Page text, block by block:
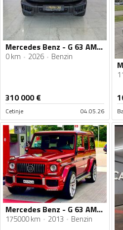
Mercedes Benz - G 63 AMG - 4-MATIC BiTurbo BLACK EDITION
0 km 2026 Benzin
310 000€
Cetinje 04.05.26
Mercedes Benz - G 63 AMG - 6300
175000 km 2013 Benzin